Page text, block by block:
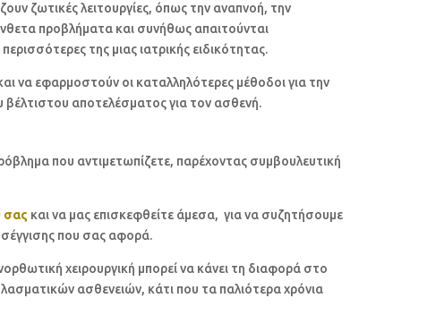
ζωτικές λειτουργίες, όπως την αναπνοή, την
προβλήματα και συνήθως απαιτούνται
της μιας ιατρικής ειδικότητας.
να εφαρμοστούν οι καταλληλότερες μέθοδοι για την
βέλτιστου αποτελέσματος για τον ασθενή.
που αντιμετωπίζετε, παρέχοντας συμβουλευτική
σας και να μας επισκεφθείτε άμεσα, για να συζητήσουμε
που σας αφορά.
χειρουργική μπορεί να κάνει τη διαφορά στο
ασθενειών, κάτι που τα παλιότερα χρόνια